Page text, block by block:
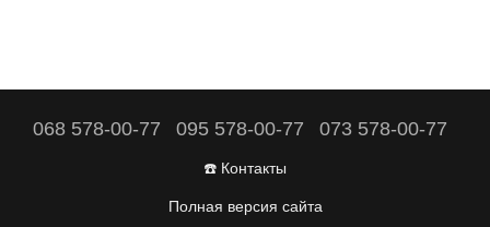
068 578-00-77 095 578-00-77 073 578-00-77
☎️ Контакты
Полная версия сайта